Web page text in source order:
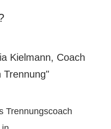
Trennungscoach